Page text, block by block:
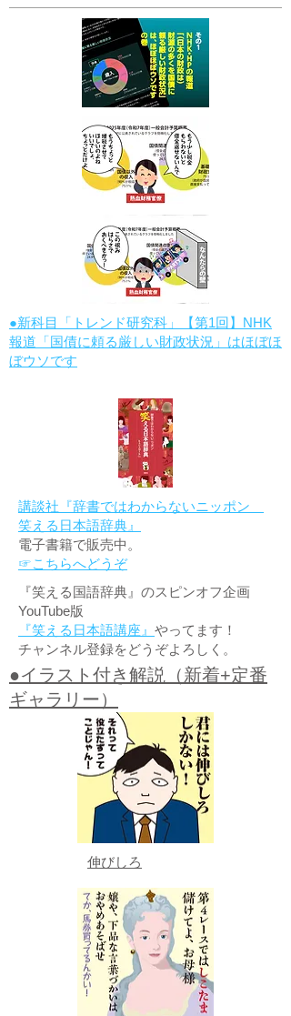
●新科目「トレンド研究科」【第1回】NHK
報道「国債に頼る厳しい財政状況」はほぼほ
ぼウソです
講談社『辞書ではわからないニッポン
笑える日本語辞典』
電子書籍で販売中。
☞こちらへどうぞ
『笑える国語辞典』のスピンオフ企画
YouTube版
『笑える日本語講座』 やってます！
チャンネル登録をどうぞよろしく。
●イラスト付き解説（新着+定番
ギャラリー）
伸びしろ